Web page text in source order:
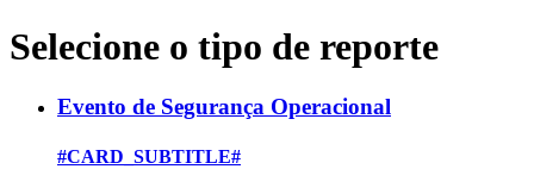
Selecione o tipo de reporte
Evento de Segurança Operacional
#CARD_SUBTITLE#